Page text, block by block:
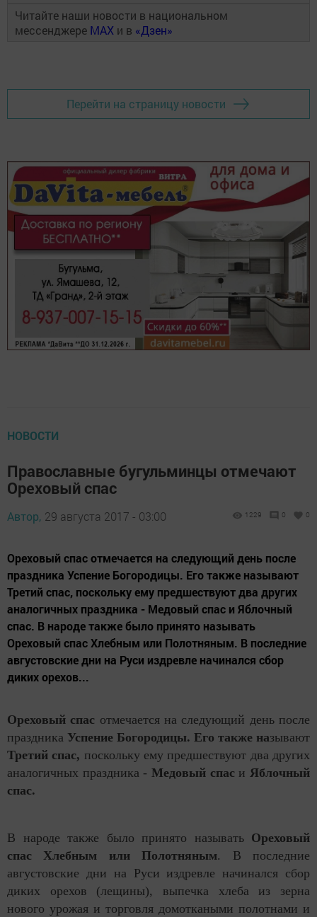
Читайте наши новости в национальном
мессенджере MAX и в «Дзен»
Перейти на страницу новости
НОВОСТИ
Православные бугульминцы отмечают
Ореховый спас
Автор, 29 августа 2017 - 03:00 1229 0 0
Ореховый спас отмечается на следующий день после
праздника Успение Богородицы. Его также называют
Третий спас, поскольку ему предшествуют два других
аналогичных праздника - Медовый спас и Яблочный
спас. В народе также было принято называть
Ореховый спас Хлебным или Полотняным. В последние
августовские дни на Руси издревле начинался сбор
диких орехов...
Ореховый спас отмечается на следующий день после
праздника Успение Богородицы. Его также называют
Третий спас, поскольку ему предшествуют два других
аналогичных праздника - Медовый спас и Яблочный
спас.
В народе также было принято называть Ореховый
спас Хлебным или Полотняным. В последние
августовские дни на Руси издревле начинался сбор
диких орехов (лещины), выпечка хлеба из зерна
нового урожая и торговля домоткаными полотнами и